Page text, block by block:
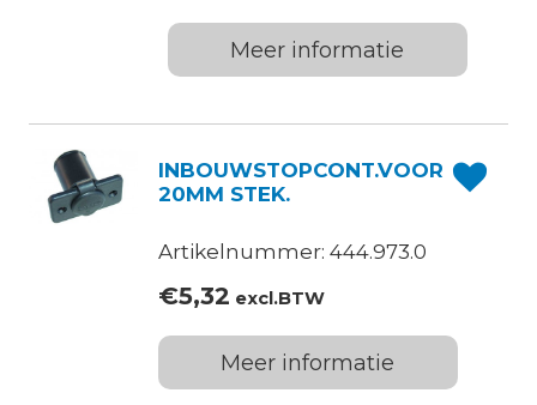
Meer informatie
INBOUWSTOPCONT.VOOR
20MM STEK.
Artikelnummer: 444.973.0
€5,32 excl.BTW
Meer informatie